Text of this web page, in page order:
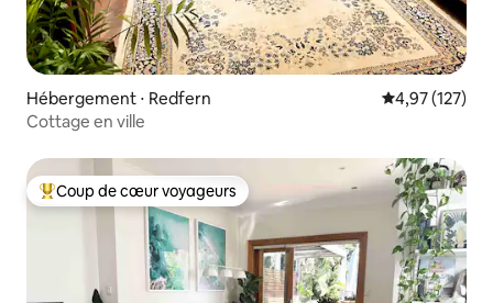
Hébergement ⋅ Redfern Évaluation
4,97 (127)
Cottage en ville
Coups de cœur voyageurs les plus appréciés
Coup de cœur voyageurs